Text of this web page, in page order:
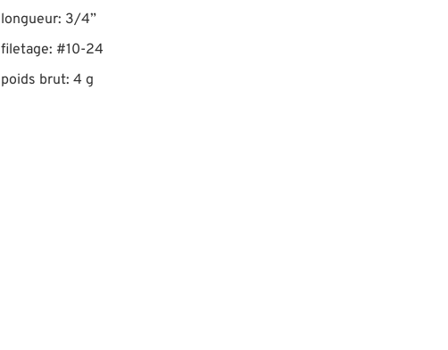
longueur: 3/4”
filetage: #10-24
poids brut: 4 g